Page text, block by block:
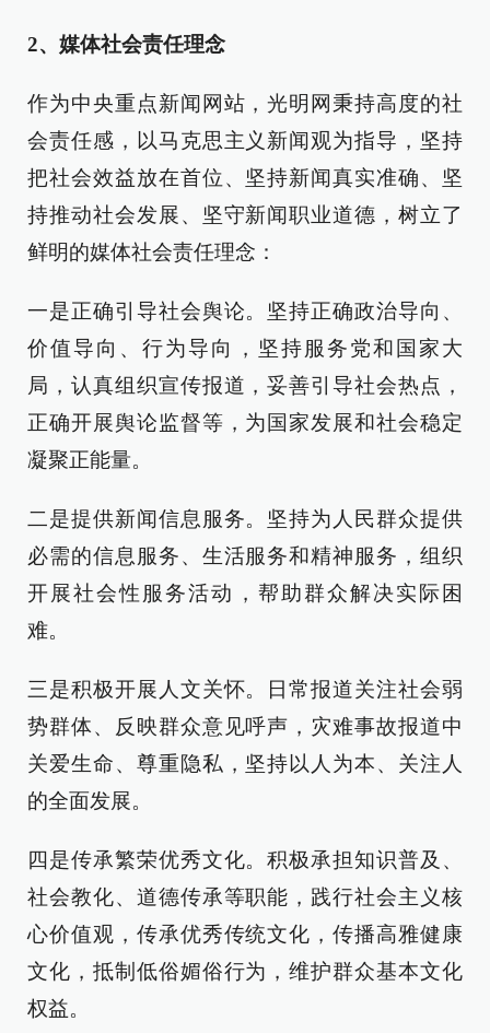
2、媒体社会责任理念
作为中央重点新闻网站，光明网秉持高度的社
会责任感，以马克思主义新闻观为指导，坚持
把社会效益放在首位、坚持新闻真实准确、坚
持推动社会发展、坚守新闻职业道德，树立了
鲜明的媒体社会责任理念：
一是正确引导社会舆论。坚持正确政治导向、
价值导向、行为导向，坚持服务党和国家大
局，认真组织宣传报道，妥善引导社会热点，
正确开展舆论监督等，为国家发展和社会稳定
凝聚正能量。
二是提供新闻信息服务。坚持为人民群众提供
必需的信息服务、生活服务和精神服务，组织
开展社会性服务活动，帮助群众解决实际困
难。
三是积极开展人文关怀。日常报道关注社会弱
势群体、反映群众意见呼声，灾难事故报道中
关爱生命、尊重隐私，坚持以人为本、关注人
的全面发展。
四是传承繁荣优秀文化。积极承担知识普及、
社会教化、道德传承等职能，践行社会主义核
心价值观，传承优秀传统文化，传播高雅健康
文化，抵制低俗媚俗行为，维护群众基本文化
权益。